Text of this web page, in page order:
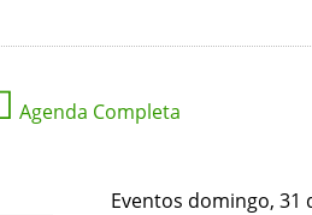
Agenda Completa
Eventos domingo, 31